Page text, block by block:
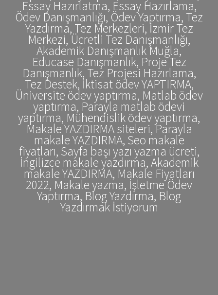
Essay Hazırlatma, Essay Hazırlama,
Ödev Danışmanlığı, Ödev Yaptırma, Tez
Yazdırma, Tez Merkezleri, İzmir Tez
Merkezi, Ücretli Tez Danışmanlığı,
Akademik Danışmanlık Muğla,
Educase Danışmanlık, Proje Tez
Danışmanlık, Tez Projesi Hazırlama,
Tez Destek, İktisat ödev YAPTIRMA,
Üniversite ödev yaptırma, Matlab ödev
yaptırma, Parayla matlab ödevi
yaptırma, Mühendislik ödev yaptırma,
Makale YAZDIRMA siteleri, Parayla
makale YAZDIRMA, Seo makale
fiyatları, Sayfa başı yazı yazma ücreti,
İngilizce makale yazdırma, Akademik
makale YAZDIRMA, Makale Fiyatları
2022, Makale yazma, İşletme Ödev
Yaptırma, Blog Yazdırma, Blog
Yazdırmak İstiyorum